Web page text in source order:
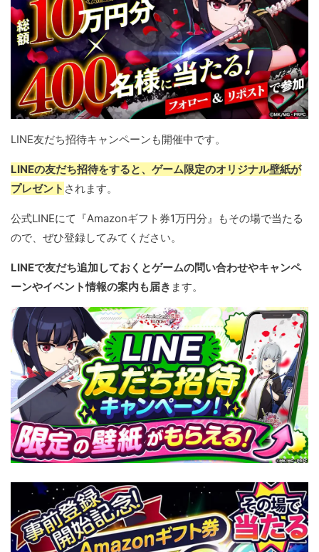
LINE友だち招待キャンペーンも開催中です。
LINEの友だち招待をすると、ゲーム限定のオリジナル壁紙が
プレゼント されます。
公式LINEにて『Amazonギフト券1万円分』もその場で当たる
ので、ぜひ登録してみてください。
LINEで友だち追加しておくとゲームの問い合わせやキャンペ
ーンやイベント情報の案内も届き ます。